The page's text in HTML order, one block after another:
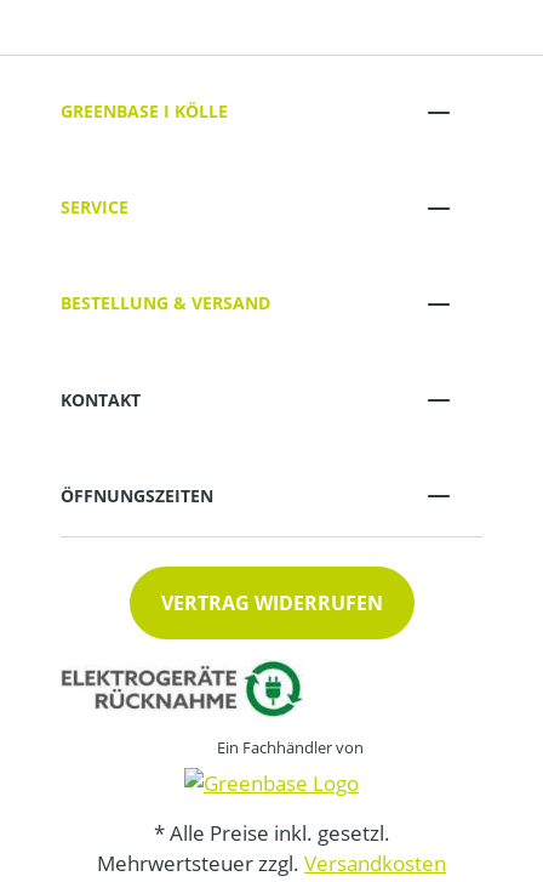
GREENBASE I KÖLLE
SERVICE
BESTELLUNG & VERSAND
KONTAKT
ÖFFNUNGSZEITEN
VERTRAG WIDERRUFEN
Ein Fachhändler von
* Alle Preise inkl. gesetzl.
Mehrwertsteuer zzgl. Versandkosten